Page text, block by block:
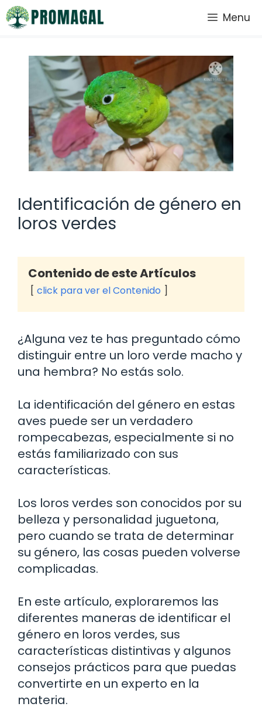
Saltar
al
Menu
Identificación de género en
loros verdes
Contenido de este Artículos
click para ver el Contenido
¿Alguna vez te has preguntado cómo
distinguir entre un loro verde macho y
una hembra? No estás solo.
La identificación del género en estas
aves puede ser un verdadero
rompecabezas, especialmente si no
estás familiarizado con sus
características.
Los loros verdes son conocidos por su
belleza y personalidad juguetona,
pero cuando se trata de determinar
su género, las cosas pueden volverse
complicadas.
En este artículo, exploraremos las
diferentes maneras de identificar el
género en loros verdes, sus
características distintivas y algunos
consejos prácticos para que puedas
convertirte en un experto en la
materia.